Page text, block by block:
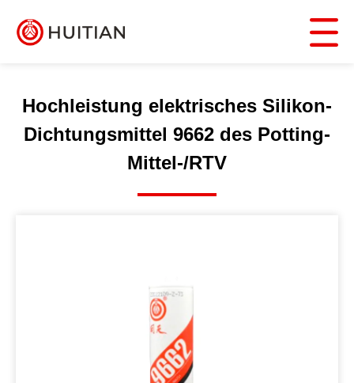
Hochleistung elektrisches Silikon-
Dichtungsmittel 9662 des Potting-
Mittel-/RTV